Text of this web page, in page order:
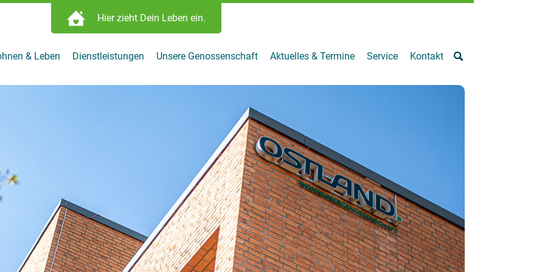
finden:
ein.
Hier zieht Dein Leben ein.
& Leben Dienstleistungen Unsere Genossenschaft Aktuelles & Termine Service Kontakt